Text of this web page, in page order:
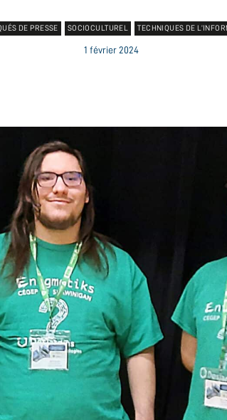
DE PRESSE SOCIOCULTUREL TECHNIQUES DE
1 février 2024